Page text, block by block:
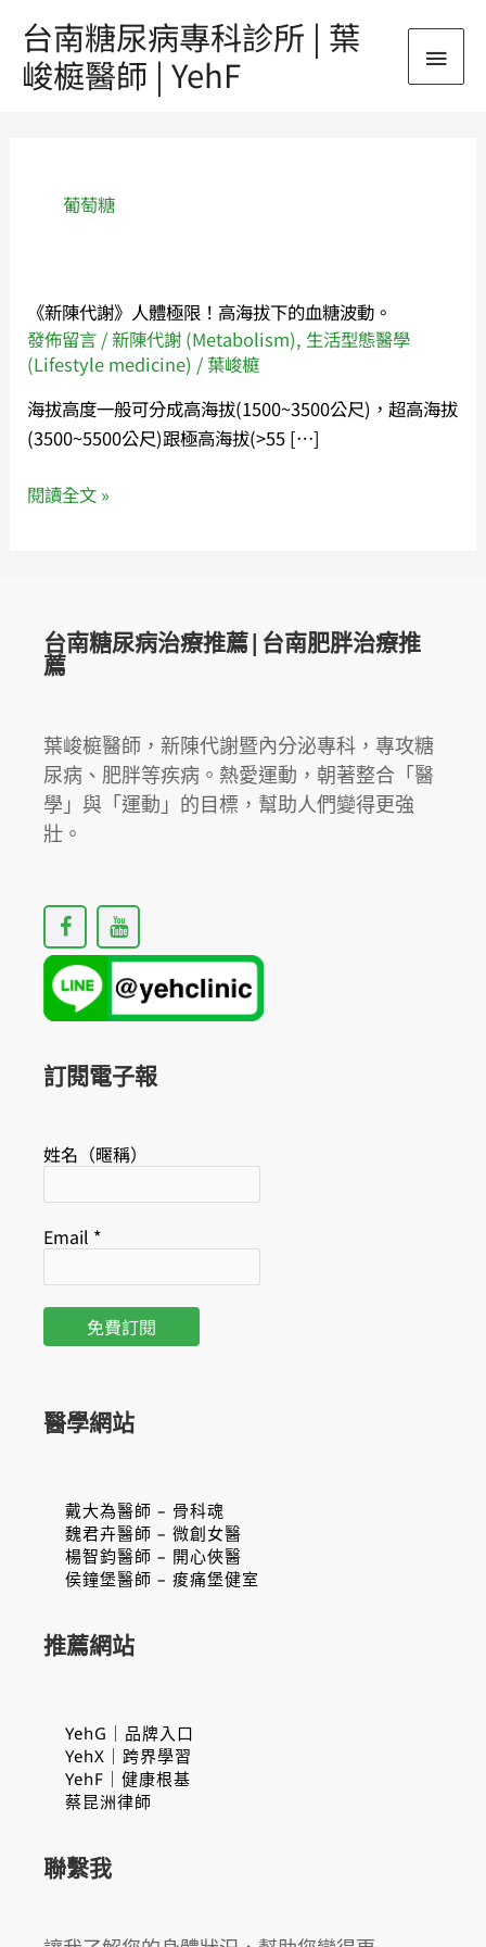
台南糖尿病專科診所 | 葉
峻榳醫師 | YehF
主
要
葡萄糖
《新陳代謝》人體極限！高海拔下的血糖波動。
發佈留言 /新陳代謝 (Metabolism), 生活型態醫學
(Lifestyle medicine) / 葉峻榳
海拔高度一般可分成高海拔(1500~3500公尺)，超高海拔
(3500~5500公尺)跟極高海拔(>55 […]
《新
陳
代
謝》
人
極
動。
閱讀全文 »
台南糖尿病治療推薦|台南肥胖治療推
薦
葉峻榳醫師，新陳代謝暨內分泌專科，專攻糖
尿病、肥胖等疾病。熱愛運動，朝著整合「醫
學」與「運動」的目標，幫助人們變得更強
壯。
F
a
c
e
b
o
k
Y
o
u
t
u
b
訂閱電子報
姓名（暱稱）
Email *
醫學網站
戴大為醫師 – 骨科魂
魏君卉醫師 – 微創女醫
楊智鈞醫師 – 開心俠醫
侯鐘堡醫師 – 痠痛堡健室
推薦網站
YehG｜品牌入口
YehX｜跨界學習
YehF｜健康根基
蔡昆洲律師
聯繫我